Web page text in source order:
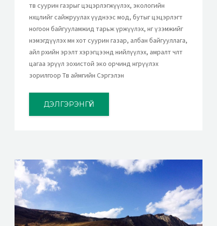
төв суурин газрыг цэцэрлэгжүүлэх, экологийн
нөхцлийг сайжруулах үүднээс мод, бутыг цэцэрлэгт
ногоон байгууламжид тарьж үржүүлэх, өнгө үзэмжийг
нэмэгдүүлэх мөн хот суурин газар, албан байгууллага,
айл өрхийн эрэлт хэрэгцээнд нийлүүлэх, амралт чөлөөт
цагаа эрүүл зохистой эко орчинд өнгөрүүлэх
зорилгоор Төв аймгийн Сэргэлэн
ДЭЛГЭРЭНГҮЙ